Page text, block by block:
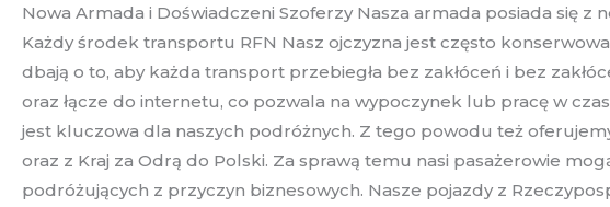
Nowa Armada i Doświadczeni Szoferzy Nasza armada posiada się
Każdy środek transportu RFN Nasz ojczyzna jest często
dbają o to, aby każda transport przebiegła bez zakłóceń i bez
oraz łącze do internetu, co pozwala na wypoczynek lub pracę w
jest kluczowa dla naszych podróżnych. Z tego powodu też
oraz z Kraj za Odrą do Polski. Za sprawą temu nasi pasażerowie
podróżujących z przyczyn biznesowych. Nasze pojazdy z